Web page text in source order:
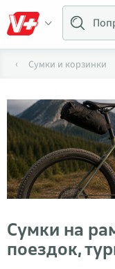
Сумки и корзинки
Сумки на
поездок,